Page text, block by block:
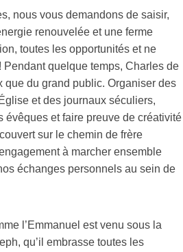
nous vous demandons de saisir,
renouvelée et une ferme
toutes les opportunités et ne
Pendant quelque temps, Charles de
que du grand public. Organiser des
et des journaux séculiers,
évêques et faire preuve de créativité
sur le chemin de frère
à marcher ensemble
échanges personnels au sein de
l’Emmanuel est venu sous la
qu’il embrasse toutes les